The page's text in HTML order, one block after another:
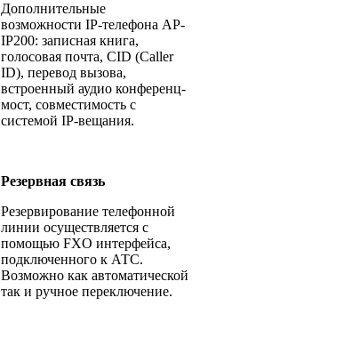
Дополнительные
возможности IP-телефона AP-
IP200: записная книга,
голосовая почта, CID (Caller
ID), перевод вызова,
встроенный аудио конференц-
мост, совместимость с
системой IP-вещания.
Резервная связь
Резервирование телефонной
линии осуществляется с
помощью FXO интерфейса,
подключенного к АТС.
Возможно как автоматической
так и ручное переключение.